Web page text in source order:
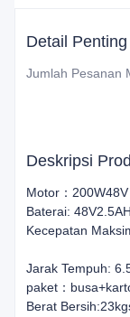
Detail Penting
Jumlah Pesanan
Deskripsi
Motor：
Baterai: 48V2.5AH
Kecepatan
Jarak
paket：
Berat